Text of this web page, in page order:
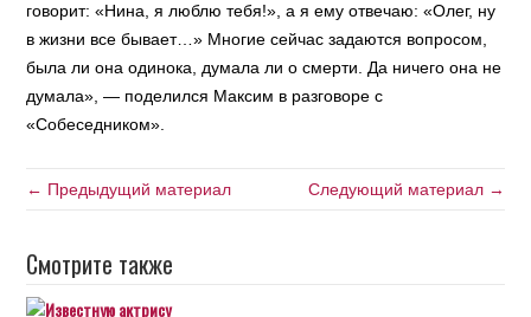
говорит: «Нина, я люблю тебя!», а я ему отвечаю: «Олег, ну
в жизни все бывает…» Многие сейчас задаются вопросом,
была ли она одинока, думала ли о смерти. Да ничего она не
думала», — поделился Максим в разговоре с
«Собеседником».
← Предыдущий материал Следующий материал →
Смотрите также